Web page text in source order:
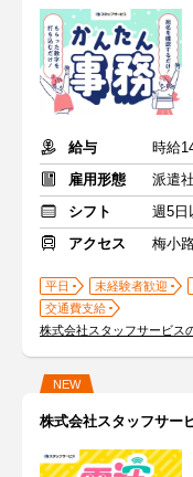
給与
時給
雇用形態
派遣
シフト
週5日
アクセス
梅小
平日 未経験者歓迎
交通費支給
株式会社スタッフサービス
NEW
株式会社スタッフサー